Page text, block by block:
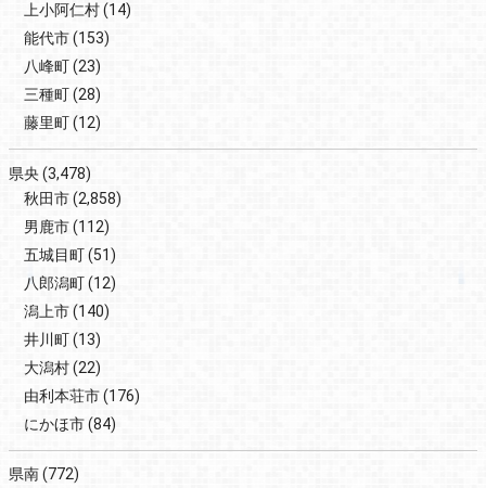
上小阿仁村(14)
能代市(153)
八峰町(23)
三種町(28)
藤里町(12)
県央(3,478)
秋田市(2,858)
男鹿市(112)
五城目町(51)
八郎潟町(12)
潟上市(140)
井川町(13)
大潟村(22)
由利本荘市(176)
にかほ市(84)
県南(772)